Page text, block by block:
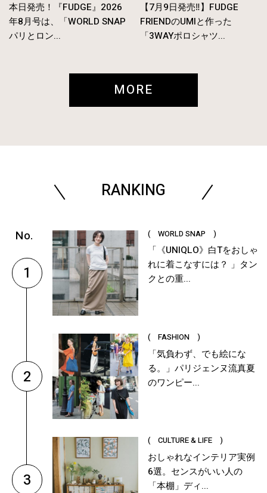
本日発売！『FUDGE』2026
年8月号は、「WORLD SNAP
パリとロン...
【7月9日発売‼︎】FUDGE
FRIENDのUMIと作った
「3WAYポロシャツ...
MORE
RANKING
1
( WORLD SNAP )
「《UNIQLO》白Tをおしゃ
れに着こなすには？ 」タン
クとの重...
2
( FASHION )
「気負わず、でも絵にな
る。」パリジェンヌ流真夏
のワンピー...
3
( CULTURE & LIFE )
おしゃれなインテリア実例
6選。センスがいい人の
「本棚」ディ...